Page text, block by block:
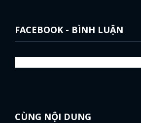
FACEBOOK - BÌNH LUẬN
CÙNG NỘI DUNG